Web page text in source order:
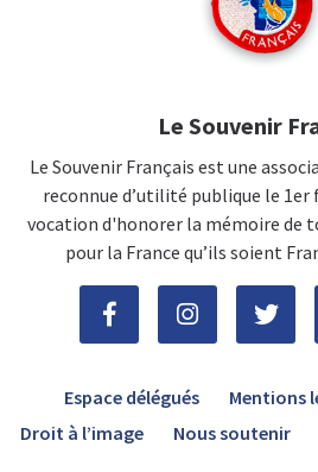
Le Souvenir
Le Souvenir Français est une
reconnue d’utilité publique le 1er
vocation d'honorer la mémoire de
pour la France qu’ils soient
Espace délégués Mentions
Droit à l’image
Nous soutenir